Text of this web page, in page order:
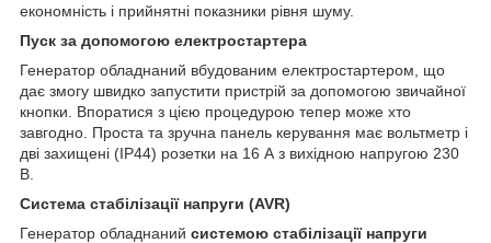
економність і прийнятні показники рівня шуму.
Пуск за допомогою електростартера
Генератор обладнаний вбудованим електростартером, що
дає змогу швидко запустити пристрій за допомогою звичайної
кнопки. Впоратися з цією процедурою тепер може хто
завгодно. Проста та зручна панель керування має вольтметр і
дві захищені (IP44) розетки на 16 А з вихідною напругою 230
В.
Система стабілізації напруги (AVR)
Генератор обладнаний системою стабілізації напруги